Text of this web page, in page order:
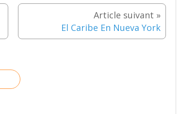
El Caribe En Nueva York